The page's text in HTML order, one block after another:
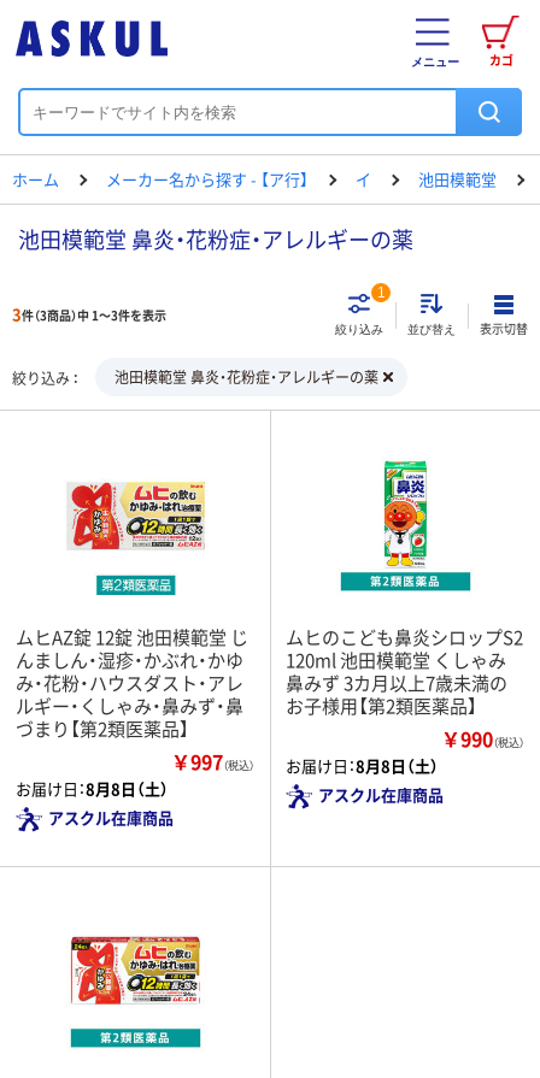
カゴ
メニュー
ホーム メーカー名から探す - 【ア行】 イ 池田模範堂
池田模範堂 鼻炎・花粉症・アレルギーの薬
3件（3商品）中 1～3件を表示
絞り込み
1
並び替え 表示切替
絞り込み 池田模範堂 鼻炎・花粉症・アレルギーの薬
ムヒAZ錠 12錠 池田模範堂 じ
んましん・湿疹・かぶれ・かゆ
み・花粉・ハウスダスト・アレ
ルギー・くしゃみ・鼻みず・鼻
づまり【第2類医薬品】
￥997（税込）
お届け日：8月8日（土）
アスクル在庫商品
ムヒのこども鼻炎シロップS2
120ml 池田模範堂 くしゃみ
鼻みず 3カ月以上7歳未満の
お子様用【第2類医薬品】
￥990（税込）
お届け日：8月8日（土）
アスクル在庫商品